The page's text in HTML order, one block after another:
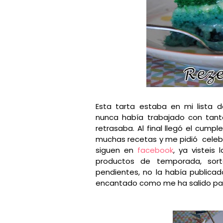
Esta tarta estaba en mi lista
nunca había trabajado con
retrasaba. Al final llegó el
muchas recetas y me pidió
siguen en facebook, ya visteis
productos de temporada,
pendientes, no la había
encantado como me ha salido